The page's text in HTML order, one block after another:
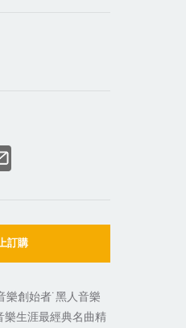
訂購
樂創始者˙黑人音樂
樂生涯最經典名曲精